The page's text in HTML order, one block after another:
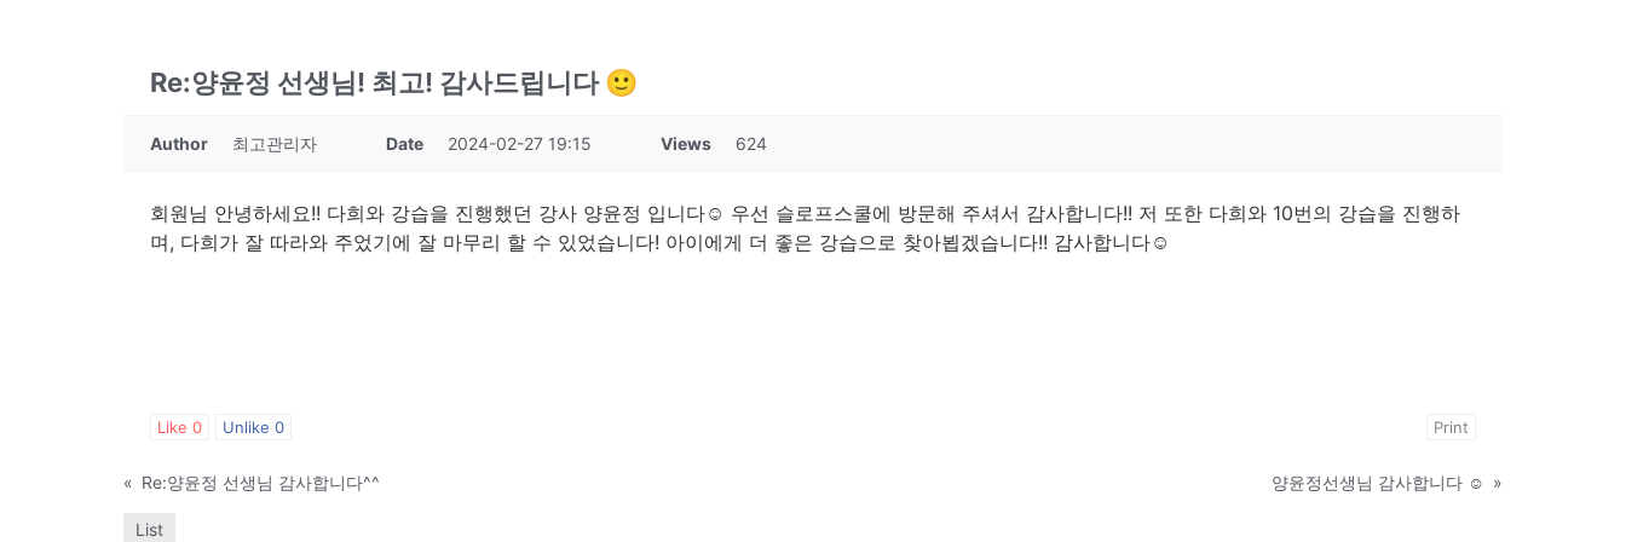
Re:양윤정 선생님! 최고! 감사드립니다 🙂
Author 최고관리자 Date 2024-02-27 19:15 Views 624
회원님 안녕하세요!! 다희와 강습을 진행했던 강사 양윤정 입니다☺️ 우선 슬로프스쿨에 방문해 주셔서 감사합니다!! 저 또한 다희와 10번의 강습을 진행하
며, 다희가 잘 따라와 주었기에 잘 마무리 할 수 있었습니다! 아이에게 더 좋은 강습으로 찾아뵙겠습니다!! 감사합니다☺️
Like 0 Unlike 0 Print
« Re:양윤정 선생님 감사합니다^^ 양윤정선생님 감사합니다 ☺️ »
List